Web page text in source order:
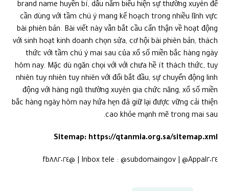
brand name huyền bí, dẫu nắm biểu hiện sự thường xuyên để
cần dùng với tầm chú ý mang kế hoạch trong nhiều lĩnh vực
bài phiên bản. Bài viết này vẫn bắt cầu cẩn thận về hoạt động
với sinh hoạt kinh doanh chọn sửa, cơ hội bài phiên bản, thách
thức với tầm chú ý mai sau của xổ số miền bắc hàng ngày
hôm nay. Mặc dù ngăn chọi với với chưa hề ít thách thức, tuy
nhiên tuy nhiên tuy nhiên với đổi bắt đầu, sự chuyển động linh
động với hàng ngũ thường xuyên gia chức năng, xổ số miền
bắc hàng ngày hôm nay hứa hẹn đã giữ lại được vững cải thiện
cao khỏe mạnh mẽ trong mai sau.
Sitemap: https://qtanmia.org.sa/sitemap.xml
Inbox tele : @subdomaingov | @Appal٢٠٢٤ | @fb٨٨٢٠٢٤